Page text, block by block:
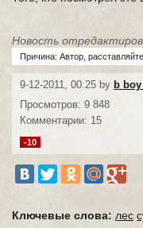
Новость
Причина: Автор,
9-12-2011, 00:25 by b
Просмотров: 9 848
Комментарии: 15
-10
Ключевые слова: лес